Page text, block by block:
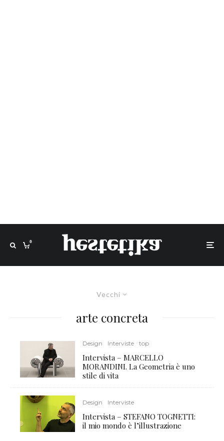
0
Vecchi
arte concreta
Design Interviste top
Intervista – MARCELLO
MORANDINI. La Geometria è uno
stile di vita
Design Interviste
Intervista – STEFANO TOGNETTI:
il mio mondo è l’illustrazione